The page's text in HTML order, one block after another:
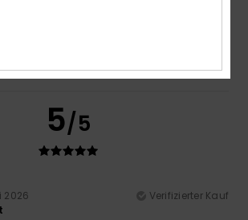
Produkt
5/5
2026
Verifizierter Kauf